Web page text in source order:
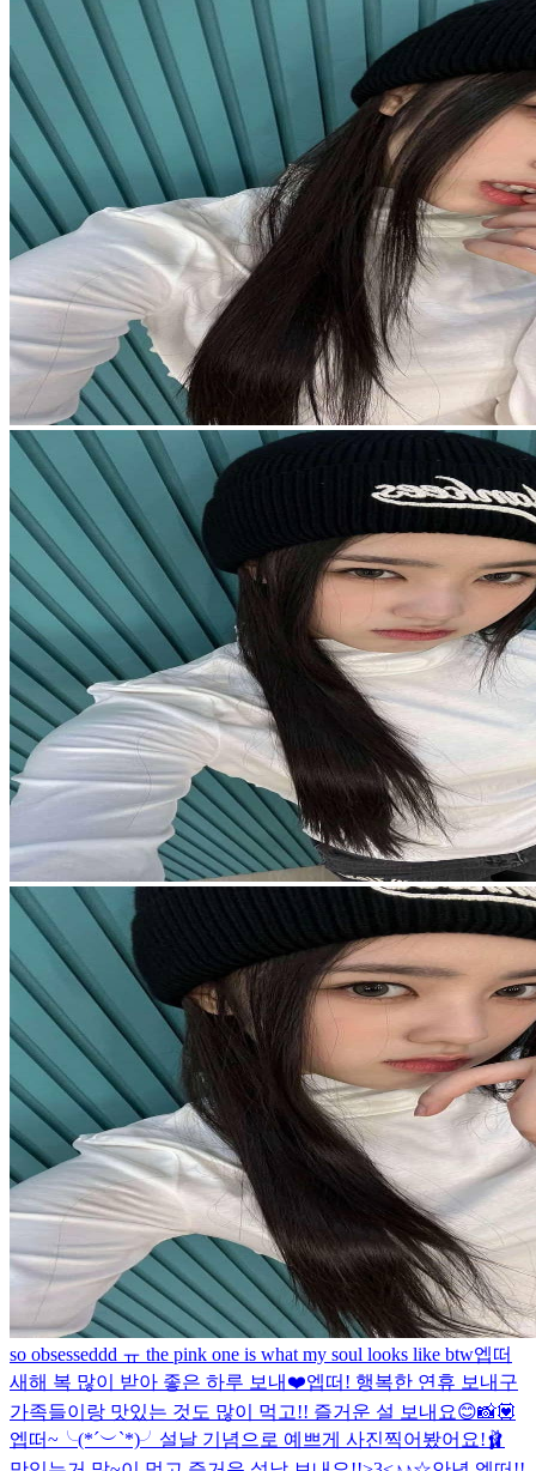
so obsesseddd ㅠ the pink one is what my soul looks like btw엡떠
새해 복 많이 받아 좋은 하루 보내❤️엡떠! 행복한 연휴 보내구
가족들이랑 맛있는 것도 많이 먹고!! 즐거운 설 보내요😊📸💟
엡떠~╰(*´︶`*)╯설날 기념으로 예쁘게 사진찍어봤어요!🩰